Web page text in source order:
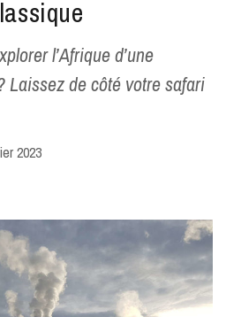
l’Afrique d’une
Laissez de côté votre safari
2023